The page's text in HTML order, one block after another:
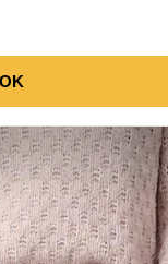
OK